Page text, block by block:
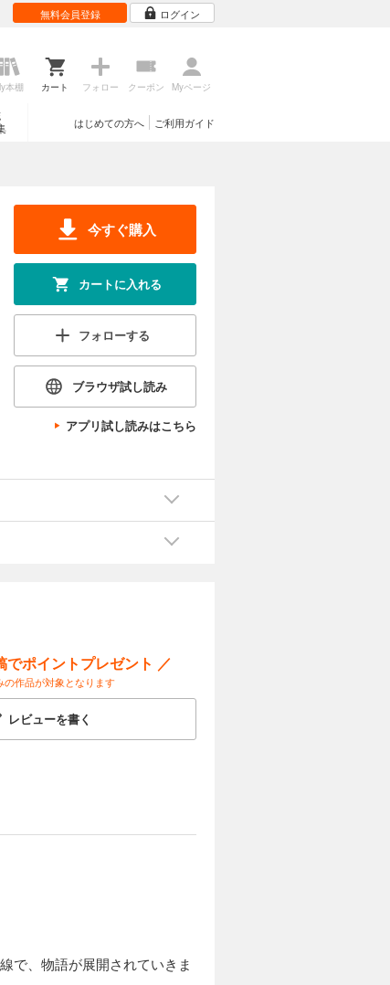
無料会員登録 ログイン
本棚 カート フォロー クーポン Myページ
ご利用ガイド
はじめての方へ
今すぐ購入
カートに入れる
フォローする
ブラウザ試し読み
アプリ試し読みはこちら
でポイントプレゼント ／
の作品が対象となります
レビューを書く
で、物語が展開されていきま